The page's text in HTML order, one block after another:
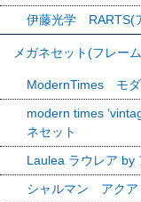
伊藤光学 RARTS(
メガネセット(フレー
ModernTimes モ
modern times
ネセット
Laulea ラウレア
シャルマン アク